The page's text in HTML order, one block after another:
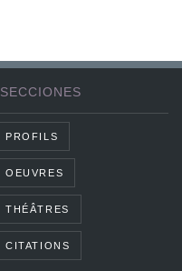
SECCIONES
PROFILS
OEUVRES
THÉÂTRES
CITATIONS